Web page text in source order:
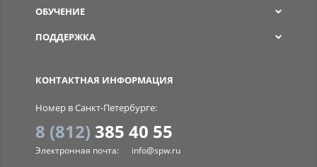
КОНТАКТНАЯ ИНФОРМАЦИЯ
Номер в Санкт-Петербурге:
8 (812) 385 40 55
Электронная почта: info@spw.ru
ОБУЧЕНИЕ
ПОДДЕРЖКА